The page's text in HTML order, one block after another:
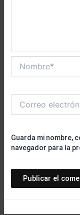
electrónico*
Guarda mi nombre,
navegador para la